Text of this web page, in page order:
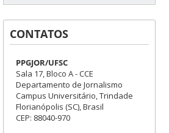
CONTATOS
PPGJOR/UFSC
Sala 17, Bloco A - CCE
Departamento de Jornalismo
Campus Universitário, Trindade
Florianópolis (SC), Brasil
CEP: 88040-970